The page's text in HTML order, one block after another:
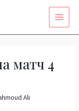
матч 4
Ali